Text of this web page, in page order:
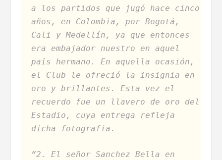
a los partidos que jugó hace cinco
años, en Colombia, por Bogotá,
Cali y Medellín, ya que entonces
era embajador nuestro en aquel
país hermano. En aquella ocasión,
el Club le ofreció la insignia en
oro y brillantes. Esta vez el
recuerdo fue un llavero de oro del
Estadio, cuya entrega refleja
dicha fotografía.
“2. El señor Sanchez Bella en